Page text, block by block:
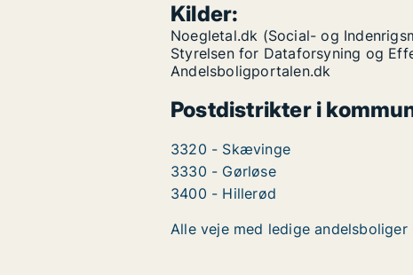
Kilder:
Noegletal.dk (Social- og
Styrelsen for Dataforsyning og
Andelsboligportalen.dk
Postdistrikter i
3320 - Skævinge
3330 - Gørløse
3400 - Hillerød
Alle veje med ledige